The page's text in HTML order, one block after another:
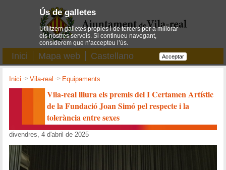
Inici Mapa web Castellano
Inici ->Vila-real -> Equipaments
Vila-real lliura els premis del I Certamen Artístic
de la Fundació Joan Simó pel respecte i la
tolerància entre sexes
divendres, 4 d'abril de 2025
Ús de galletes
Utilitzem galletes pròpies i de tercers per a millorar
els nostres serveis. Si continueu navegant,
considerem que n’accepteu l’ús.
Acceptar